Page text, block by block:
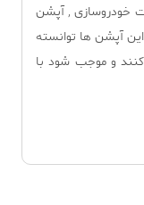
خودروسازی , آپشن
آپشن ها توانسته
کنند و موجب شود با